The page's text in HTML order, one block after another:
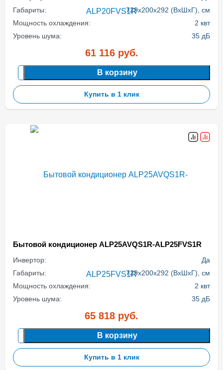
Габариты:
729x200x292 (ВхШхГ), см
Мощность охлаждения:
2 квт
Уровень шума:
35 дБ
61 116руб.
В корзину
Купить в 1 клик
Бытовой кондиционер ALP25AVQS1R-ALP25FVS1R
Инвертор:
Да
Габариты:
729x200x292 (ВхШхГ), см
Мощность охлаждения:
2 квт
Уровень шума:
35 дБ
65 818 руб.
В корзину
Купить в 1 клик